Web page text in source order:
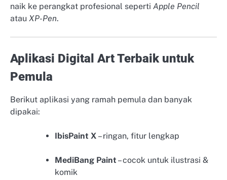
naik ke perangkat profesional seperti Apple Pencil
atau XP-Pen.
Aplikasi Digital Art Terbaik untuk
Pemula
Berikut aplikasi yang ramah pemula dan banyak
dipakai:
IbisPaint X – ringan, fitur lengkap
MediBang Paint – cocok untuk ilustrasi &
komik